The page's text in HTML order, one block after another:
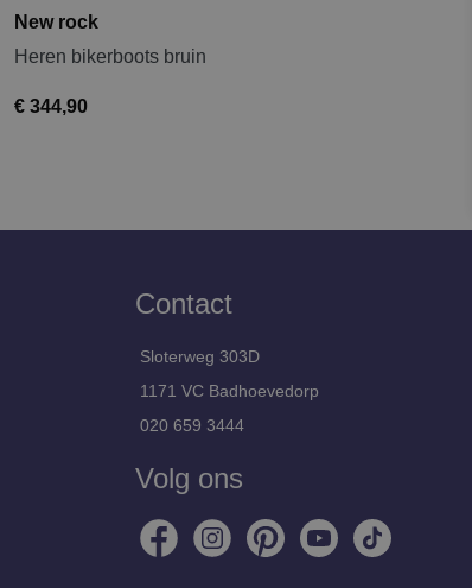
New rock
Heren bikerboots bruin
€ 344,90
Contact
Sloterweg 303D
1171 VC Badhoevedorp
020 659 3444
Volg ons